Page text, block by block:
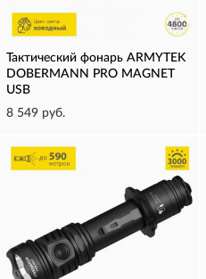
Тактический фонарь ARMYTEK
DOBERMANN PRO MAGNET
USB
8 549 руб.